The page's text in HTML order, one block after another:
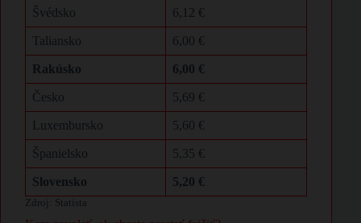
Švédsko 6,12 €
Taliansko 6,00 €
Rakúsko 6,00 €
Česko 5,69 €
Luxembursko 5,60 €
Španielsko 5,35 €
Slovensko 5,20 €
Zdroj: Statista